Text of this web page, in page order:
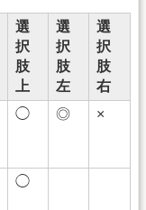
選
択
肢
上
選
択
肢
左
選
択
肢
右
◯ ◎ ×
◯